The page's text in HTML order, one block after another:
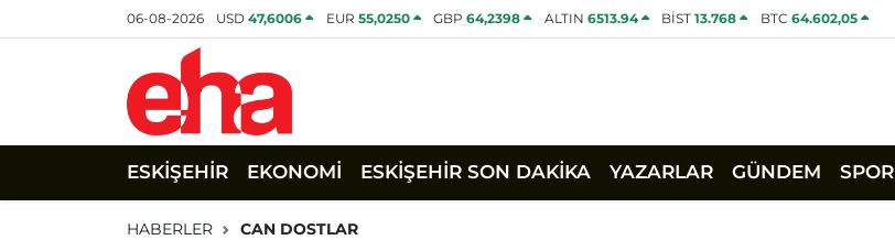
06-08-2026 USD47,6006 EUR 55,0250 GBP64,2398 ALTIN 6513.94 BİST13.768 BTC 64.602,05
ESKİŞEHİR EKONOMİ ESKİŞEHİR SON DAKİKA YAZARLAR GÜNDEM SPOR
HABERLER CAN DOSTLAR